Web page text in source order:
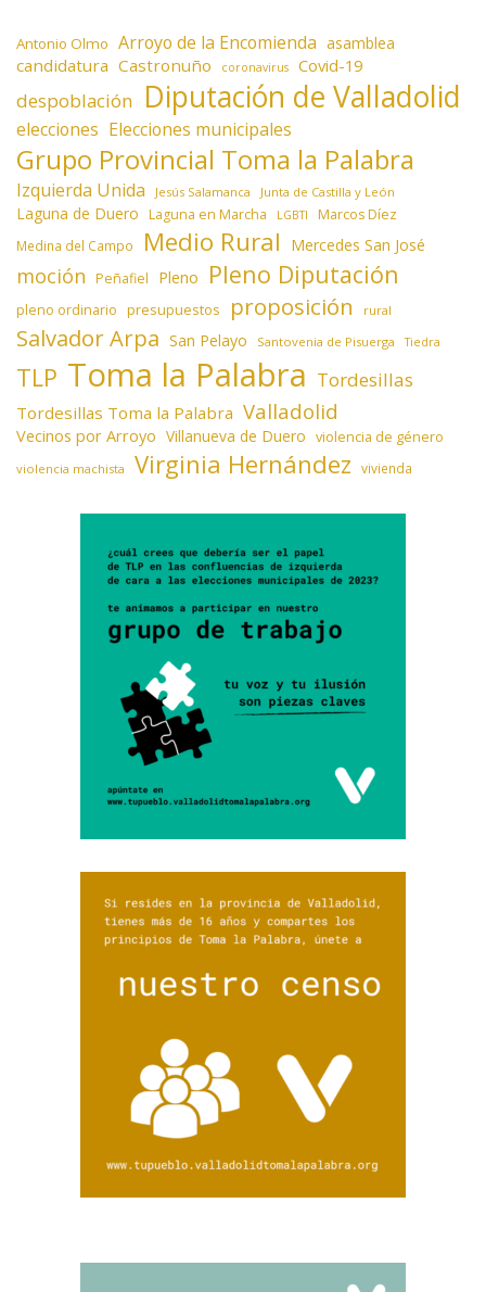
Antonio Olmo Arroyo de la Encomienda asamblea
candidatura Castronuño coronavirus Covid-19
despoblación Diputación de Valladolid
elecciones Elecciones municipales
Grupo Provincial Toma la Palabra
Izquierda Unida Jesús Salamanca Junta de Castilla y León
Laguna de Duero Laguna en Marcha LGBTI Marcos Díez
Medina del Campo Medio Rural Mercedes San José
moción Peñafiel Pleno Pleno Diputación
pleno ordinario presupuestos proposición rural
Salvador Arpa San Pelayo Santovenia de Pisuerga Tiedra
TLP Toma la Palabra Tordesillas
Tordesillas Toma la Palabra Valladolid
Vecinos por Arroyo Villanueva de Duero violencia de género
violencia machista Virginia Hernández vivienda